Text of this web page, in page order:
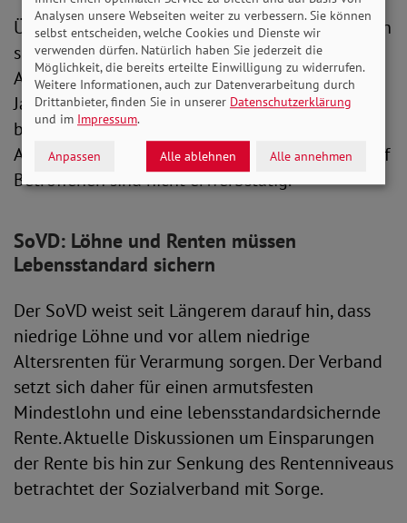
Überdurchschnittlich häufig von Armut betroffen
sind ältere Menschen, Alleinerziehende und
Alleinlebende. Fast jede fünfte Person über 65
Jahre gilt als armutsgefährdet. Die Quote liegt
bei Alleinlebenden bei 30,3 Prozent und bei
Alleinerziehenden bei 28,9 Prozent. Vier von fünf
Betroffenen sind nicht erwerbstätig.
SoVD: Löhne und Renten müssen
Lebensstandard sichern
Der SoVD weist seit Längerem darauf hin, dass
niedrige Löhne und vor allem niedrige
Altersrenten für Verarmung sorgen. Der Verband
setzt sich daher für einen armutsfesten
Mindestlohn und eine lebensstandardsichernde
Rente. Aktuelle Diskussionen um Einsparungen
der Rente bis hin zur Senkung des Rentenniveaus
betrachtet der Sozialverband mit Sorge.
Analysen unsere Webseiten weiter zu verbessern. Sie können
selbst entscheiden, welche Cookies und Dienste wir
verwenden dürfen. Natürlich haben Sie jederzeit die
Möglichkeit, die bereits erteilte Einwilligung zu widerrufen.
Weitere Informationen, auch zur Datenverarbeitung durch
Drittanbieter, finden Sie in unserer Datenschutzerklärung
und im Impressum.
Anpassen Alle ablehnen Alle annehmen